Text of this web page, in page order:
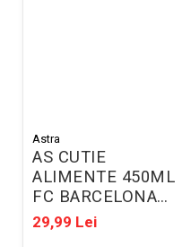
Astra
AS CUTIE
ALIMENTE 450ML
FC BARCELONA
511025015
29,99 Lei